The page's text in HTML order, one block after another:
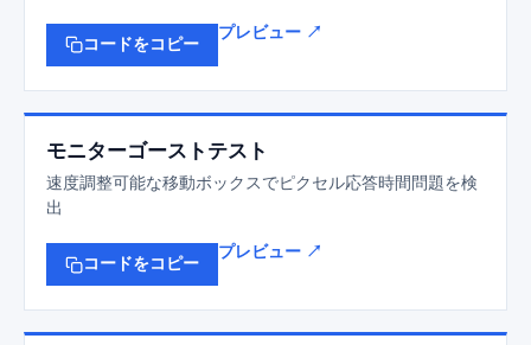
コードをコピー
プレビュー ↗
モニターゴーストテスト
速度調整可能な移動ボックスでピクセル応答時間問題を検
出
コードをコピー
プレビュー ↗